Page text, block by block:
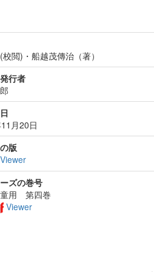
閲)・船越茂傳治（著）
行者
月20日
版
Viewer
ズの巻号
用 第四巻
Viewer